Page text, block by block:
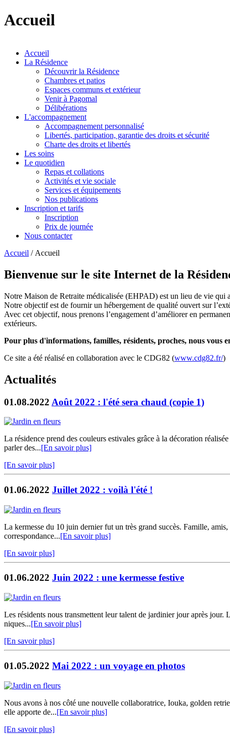
Accueil
Accueil
La Résidence
Découvrir la Résidence
Chambres et patios
Espaces communs et extérieur
Venir à Pagomal
Délibérations
L'accompagnement
Accompagnement personnalisé
Libertés, participation, garantie des droits et sécurité
Charte des droits et libertés
Les soins
Le quotidien
Repas et collations
Activités et vie sociale
Services et équipements
Nos publications
Inscription et tarifs
Inscription
Prix de journée
Nous contacter
Accueil / Accueil
Bienvenue sur le site Internet de la
Notre Maison de Retraite médicalisée (EHPAD) est un lieu de vie qui
Notre objectif est de fournir un hébergement de qualité ouvert sur
Avec cet objectif, nous prenons l’engagement d’améliorer en
extérieurs.
Pour plus d'informations, familles, résidents, proches, nous vous
Ce site a été réalisé en collaboration avec le CDG82 (www.cdg82.fr/)
Actualités
01.08.2022 Août 2022 : l'été sera chaud (copie 1)
La résidence prend des couleurs estivales grâce à la décoration
parler des...[En savoir plus]
[En savoir plus]
01.06.2022 Juillet 2022 : voilà l'été !
La kermesse du 10 juin dernier fut un très grand succès. Famille,
correspondance...[En savoir plus]
[En savoir plus]
01.06.2022 Juin 2022 : une kermesse festive
Les résidents nous transmettent leur talent de jardinier jour après
niques...[En savoir plus]
[En savoir plus]
01.05.2022 Mai 2022 : un voyage en photos
Nous avons à nos côté une nouvelle collaboratrice, Iouka, golden
elle apporte de...[En savoir plus]
[En savoir plus]